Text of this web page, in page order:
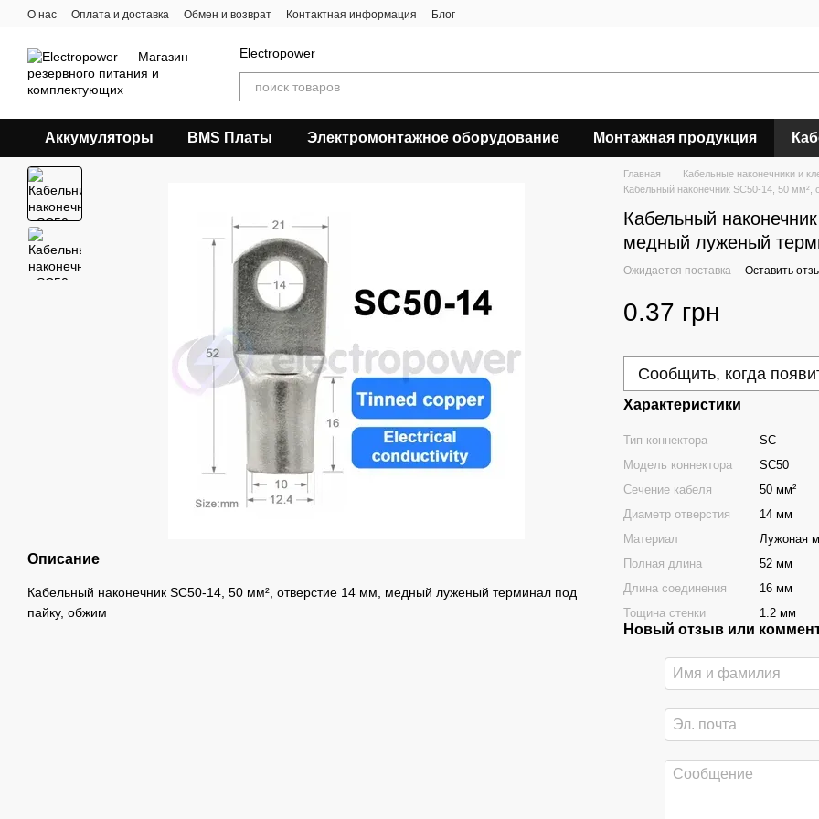
Перейти к основному контенту
О нас Оплата и доставка Обмен и возврат Контактная информация Блог
Electropower
Аккумуляторы BMS Платы Электромонтажное оборудование Монтажная продукция
Описание
Кабельный наконечник SC50-14, 50 мм², отверстие 14 мм, медный луженый терминал под
пайку, обжим
Главная Кабельные наконечники и
Кабельный наконечник SC50-14, 50
Кабельный
медный луженый
Ожидается поставка Оставить
0.37 грн
Сообщить, когда
Характеристики
Тип коннектора
SC
Модель коннектора
SC50
Сечение кабеля
50 мм²
Диаметр отверстия
14 мм
Материал
Лужоная
Полная длина
52 мм
Длина соединения
16 мм
Тощина стенки
1.2 мм
Новый отзыв или